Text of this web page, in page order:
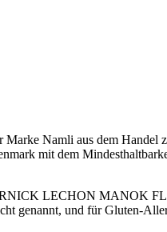
Namli aus dem
mit dem
LECHON MANOK
genannt, und für Gluten-